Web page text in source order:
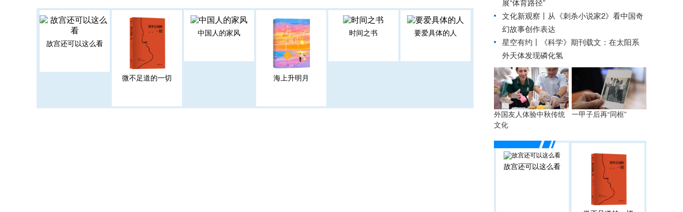
故宫还可以这么看
微不足道的一切
中国人的家风
海上升明月
时间之书 要爱具体的人
展“体育路径”
文化新观察丨
从《刺杀小说家2》看中国奇
幻故事创作表达
星空有约丨
《科学》期刊载文：在太阳系
外天体发现磷化氢
外国友人体验中秋传统
文化
一甲子后再“同框”
故宫还可以这么看